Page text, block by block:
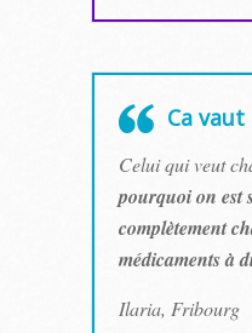
Ca
Celui qui veut
pourquoi on est
complètement
médicaments à
Ilaria, Fribourg